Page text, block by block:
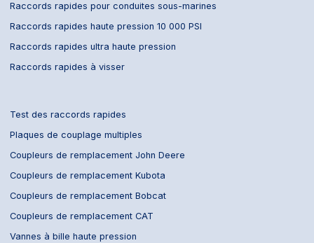
Raccords rapides pour conduites sous-marines
Raccords rapides haute pression 10 000 PSI
Raccords rapides ultra haute pression
Raccords rapides à visser
Test des raccords rapides
Plaques de couplage multiples
Coupleurs de remplacement John Deere
Coupleurs de remplacement Kubota
Coupleurs de remplacement Bobcat
Coupleurs de remplacement CAT
Vannes à bille haute pression